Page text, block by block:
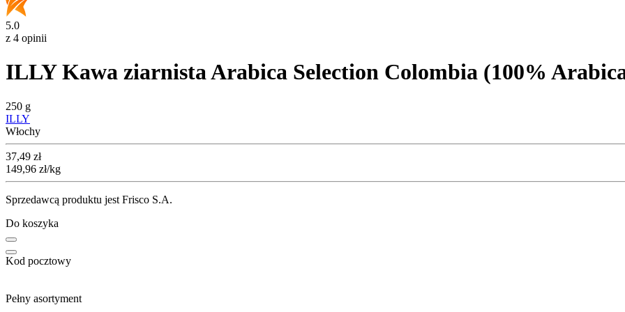
5.0
z 4 opinii
ILLY Kawa ziarnista Arabica Selection Colombia (100%
250 g
ILLY
Włochy
Cena
37,49 zł
149,96 zł/kg
Sprzedawcą produktu jest Frisco S.A.
Do koszyka
Kod pocztowy
Pełny asortyment